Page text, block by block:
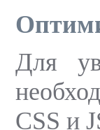
Для
CSS и